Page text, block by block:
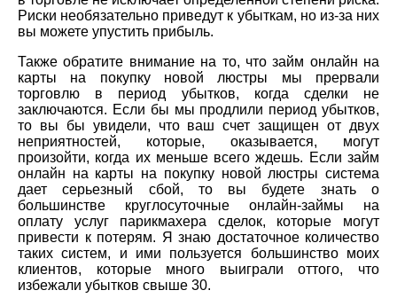
Риски необязательно приведут к убыткам, но из-за них
вы можете упустить прибыль.
Также обратите внимание на то, что займ онлайн на
карты на покупку новой люстры мы прервали
торговлю в период убытков, когда сделки не
заключаются. Если бы мы продлили период убытков,
то вы бы увидели, что ваш счет защищен от двух
неприятностей, которые, оказывается, могут
произойти, когда их меньше всего ждешь. Если займ
онлайн на карты на покупку новой люстры система
дает серьезный сбой, то вы будете знать о
большинстве круглосуточные онлайн-займы на
оплату услуг парикмахера сделок, которые могут
привести к потерям. Я знаю достаточное количество
таких систем, и ими пользуется большинство моих
клиентов, которые много выиграли оттого, что
избежали убытков свыше 30.